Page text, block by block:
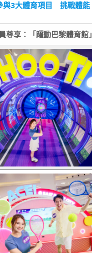
與3大體育項目 挑戰體能
尊享：「躍動巴黎體育館」